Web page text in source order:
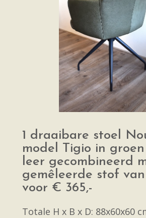
1 draaibare stoel
model Tigio in
leer gecombineerd
gemêleerde stof
voor € 365,-
Totale H x B x D: 88x60x60